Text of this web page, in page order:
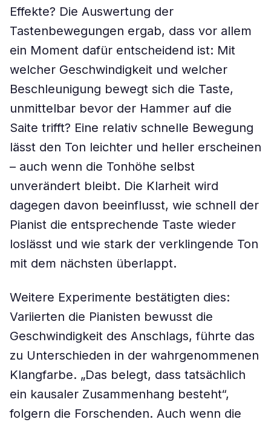
Effekte? Die Auswertung der
Tastenbewegungen ergab, dass vor allem
ein Moment dafür entscheidend ist: Mit
welcher Geschwindigkeit und welcher
Beschleunigung bewegt sich die Taste,
unmittelbar bevor der Hammer auf die
Saite trifft? Eine relativ schnelle Bewegung
lässt den Ton leichter und heller erscheinen
– auch wenn die Tonhöhe selbst
unverändert bleibt. Die Klarheit wird
dagegen davon beeinflusst, wie schnell der
Pianist die entsprechende Taste wieder
loslässt und wie stark der verklingende Ton
mit dem nächsten überlappt.
Weitere Experimente bestätigten dies:
Variierten die Pianisten bewusst die
Geschwindigkeit des Anschlags, führte das
zu Unterschieden in der wahrgenommenen
Klangfarbe. „Das belegt, dass tatsächlich
ein kausaler Zusammenhang besteht“,
folgern die Forschenden. Auch wenn die